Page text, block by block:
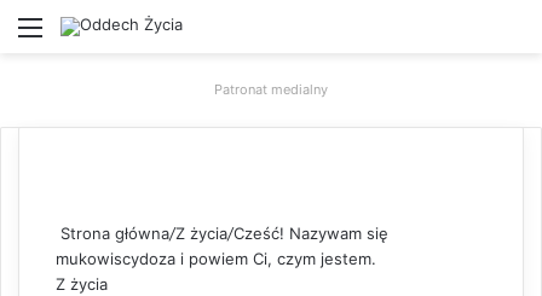
Menu
Patronat medialny
Strona główna/Z życia/Cześć! Nazywam się
mukowiscydoza i powiem Ci, czym jestem.
Z życia